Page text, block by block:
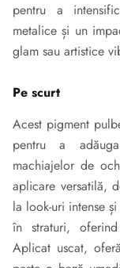
pentru a
metalice și un
glam sau artistice
Pe scurt
Acest pigment
pentru a
machiajelor de
aplicare versatilă,
la look-uri intense
în straturi,
Aplicat uscat,